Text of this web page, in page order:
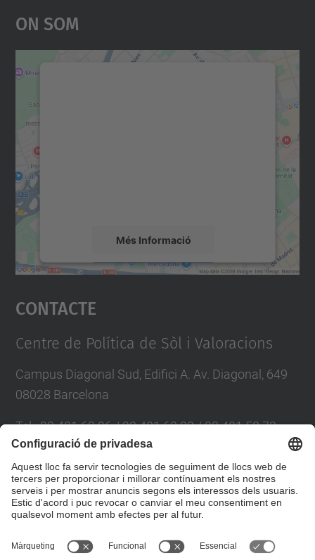
On Som
Més Informació
Accepta
powered by
Contacte
Centre de Política de Sòl i Valoracions
Campus Diagonal Sud, Edifici A. Av. Diagonal, 649
08028 Barcelona
Tel.:93 401 63 96 / 93 401 63 98 / 93 401 58 73
Directori UPC
Formulari de contacte